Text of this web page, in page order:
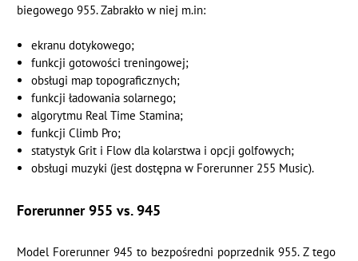
biegowego 955. Zabrakło w niej m.in:
ekranu dotykowego;
funkcji gotowości treningowej;
obsługi map topograficznych;
funkcji ładowania solarnego;
algorytmu Real Time Stamina;
funkcji Climb Pro;
statystyk Grit i Flow dla kolarstwa i opcji golfowych;
obsługi muzyki (jest dostępna w Forerunner 255 Music).
Forerunner 955 vs. 945
Model Forerunner 945 to bezpośredni poprzednik 955. Z tego